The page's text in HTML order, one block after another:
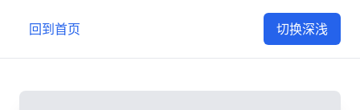
回到首页 切换深浅